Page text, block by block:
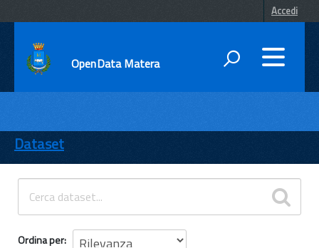
Accedi
OpenData Matera
ENTI
TEMI
INFORMAZIONI
Dataset
Ordina per